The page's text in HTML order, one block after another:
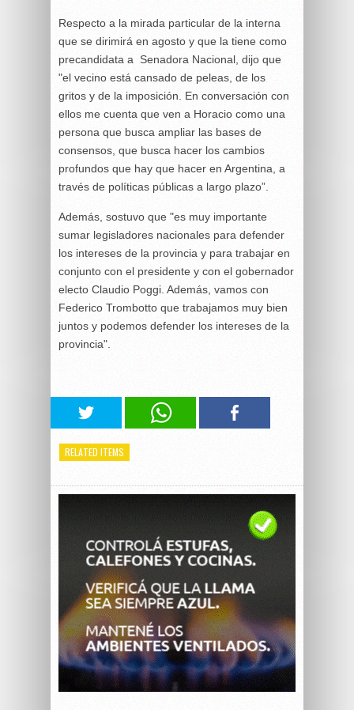
Respecto a la mirada particular de la interna
que se dirimirá en agosto y que la tiene como
precandidata a Senadora Nacional, dijo que
"el vecino está cansado de peleas, de los
gritos y de la imposición. En conversación con
ellos me cuenta que ven a Horacio como una
persona que busca ampliar las bases de
consensos, que busca hacer los cambios
profundos que hay que hacer en Argentina, a
través de políticas públicas a largo plazo”.
Además, sostuvo que "es muy importante
sumar legisladores nacionales para defender
los intereses de la provincia y para trabajar en
conjunto con el presidente y con el gobernador
electo Claudio Poggi. Además, vamos con
Federico Trombotto que trabajamos muy bien
juntos y podemos defender los intereses de la
provincia".
RELATED ITEMS